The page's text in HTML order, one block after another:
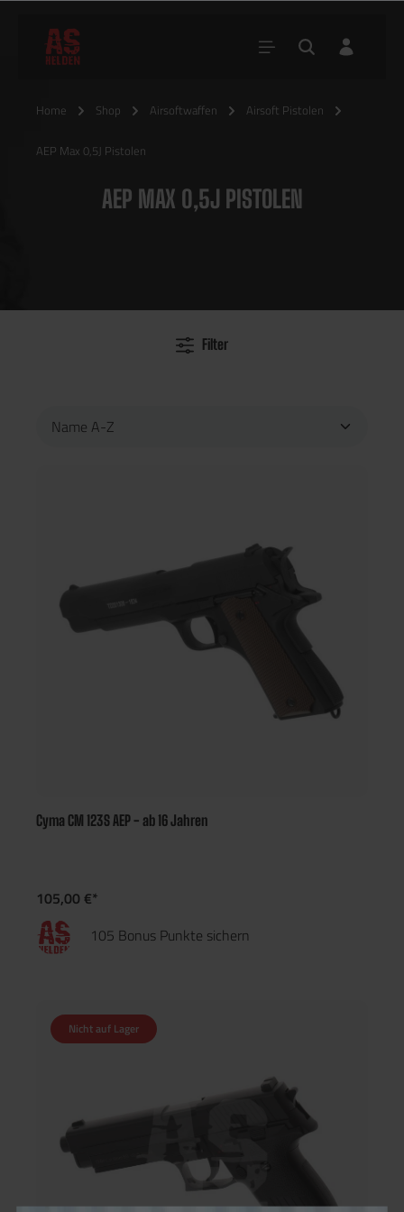
Home Shop Airsoftwaffen Airsoft Pistolen
AEP Max 0,5J Pistolen
AEP MAX 0,5J PISTOLEN
Filter
Cyma CM 123S AEP - ab 16 Jahren
105,00 €*
105 Bonus Punkte sichern
Nicht auf Lager